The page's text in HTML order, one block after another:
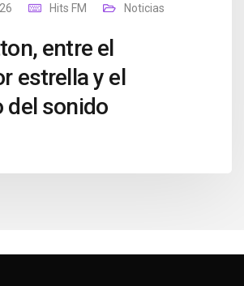
Hits FM Noticias
entre el
estrella y el
del sonido